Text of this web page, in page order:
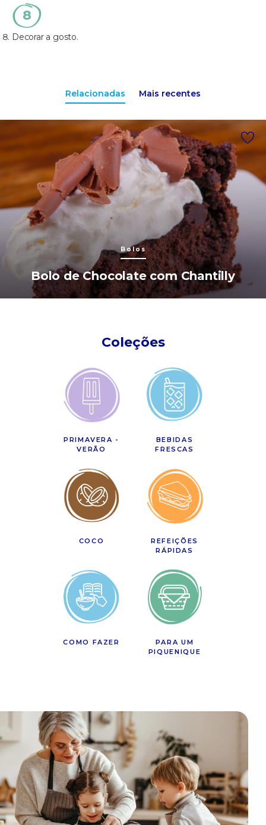
Decorar a gosto.
Relacionadas Mais recentes
Bolos
Bolo de Chocolate com Chantilly
Coleções
PRIMAVERA -
VERÃO
BEBIDAS
FRESCAS
COCO
REFEIÇÕES
RÁPIDAS
COMO FAZER
PARA UM
PIQUENIQUE